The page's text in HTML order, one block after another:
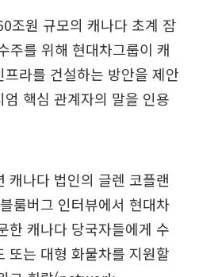
조원 규모의 캐나다 초계 잠
주를 위해 현대차그룹이 캐
라를 건설하는 방안을 제안
핵심 관계자의 말을 인용
캐나다 법인의 글렌 코플랜
룸버그 인터뷰에서 현대차
한 캐나다 당국자들에게 수
또는 대형 화물차를 지원할